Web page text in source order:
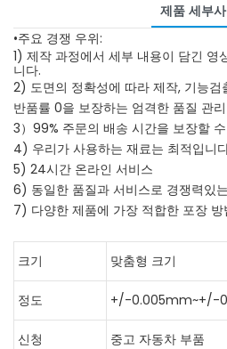
제품 세부
•주요 경쟁 우위:
1) 제작 과정에서 세부 내용이 담긴 영
니다.
2) 도면의 정확성에 따라 제작, 기능검
반품률 0을 보장하는 엄격한 품질 관리
3）99% 주문의 배송 시간을 보장할
4) 우리가 사용하는 재료는 최적입니
5) 24시간 온라인 서비스
6) 동일한 품질과 서비스로 경쟁력있
7) 다양한 제품에 가장 적합한 포장 방
크기 맞춤형 크기
정도 +/-0.005mm~+/-
신청 중고 자동차 부품